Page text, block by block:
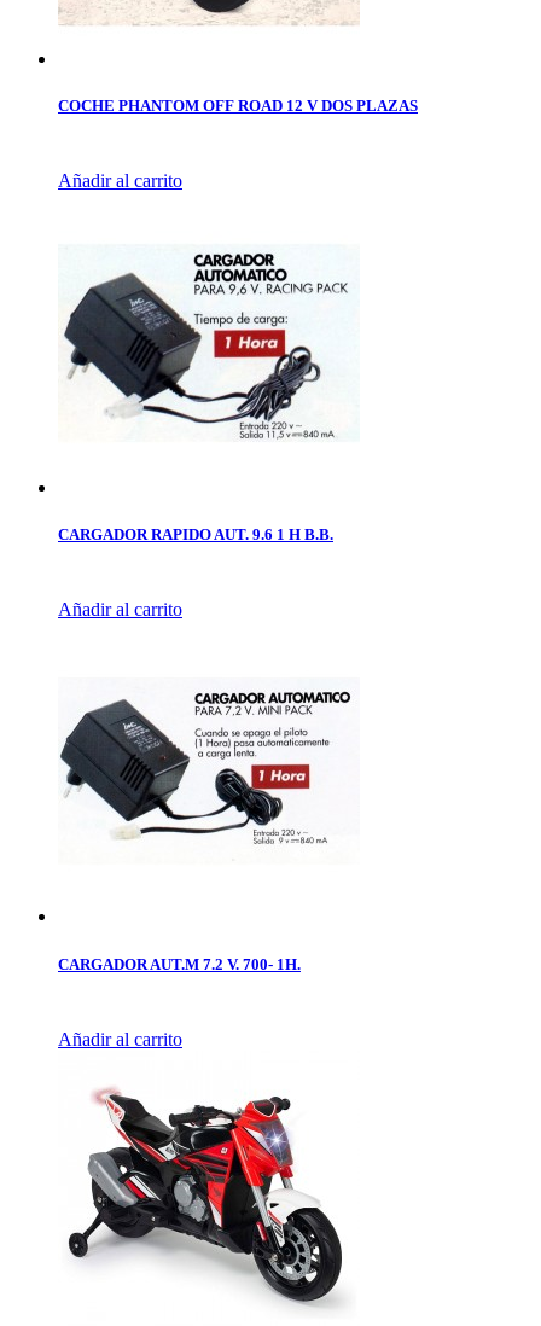
COCHE PHANTOM OFF ROAD 12 V DOS PLAZAS
Añadir al carrito
CARGADOR RAPIDO AUT. 9.6 1 H B.B.
Añadir al carrito
CARGADOR AUT.M 7.2 V. 700- 1H.
Añadir al carrito